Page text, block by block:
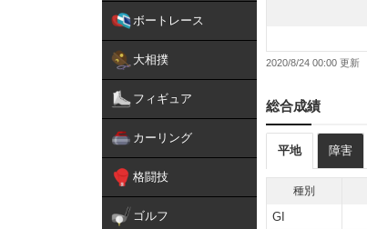
ボートレース
大相撲
フィギュア
カーリング
格闘技
ゴルフ
2020/8/24 00:00
総合成績
平地 障害
種別
GI